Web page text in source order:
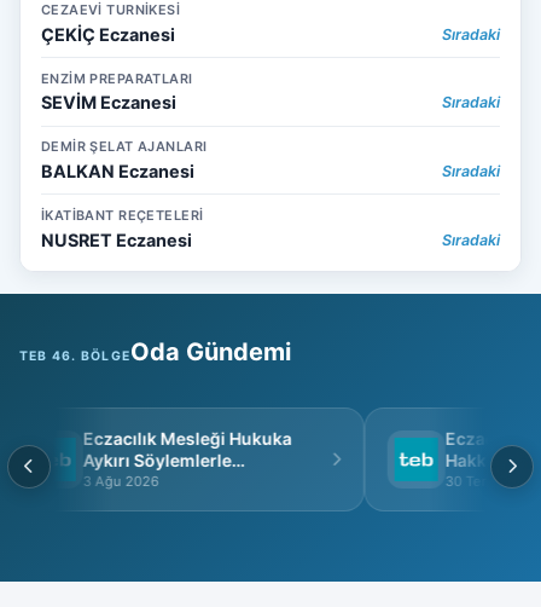
CEZAEVİ TURNİKESİ
ÇEKİÇ Eczanesi Sıradaki
ENZİM PREPARATLARI
SEVİM Eczanesi Sıradaki
DEMİR ŞELAT AJANLARI
BALKAN Eczanesi Sıradaki
İKATİBANT REÇETELERİ
NUSRET Eczanesi Sıradaki
TEB 46. BÖLGEOda Gündemi
Eczacılık Mesleği Hukuka
Aykırı Söylemlerle
İtibarsızlaştırılamaz
3 Ağu 2026
Eczacı
Hakkında
30 Tem 2026